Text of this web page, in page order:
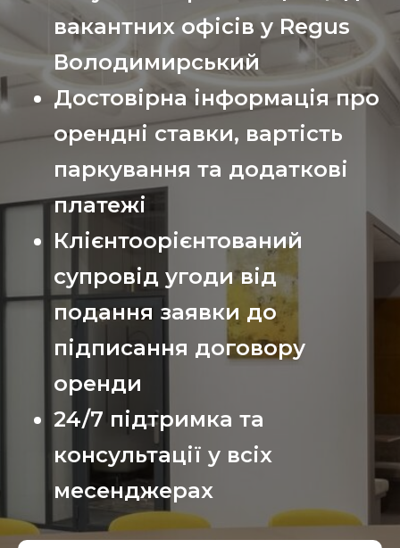
вакантних офісів у Regus
Володимирський
Достовірна інформація про
орендні ставки, вартість
паркування та додаткові
платежі
Клієнтоорієнтований
супровід угоди від
подання заявки до
підписання договору
оренди
24/7 підтримка та
консультації у всіх
месенджерах